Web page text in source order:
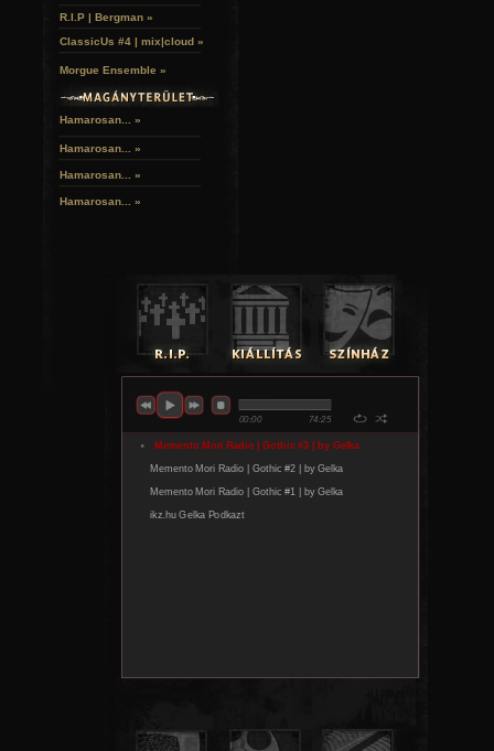
R.I.P | Bergman »
ClassicUs #4 | mix|cloud »
Morgue Ensemble »
Hamarosan... »
Hamarosan... »
Hamarosan... »
Hamarosan... »